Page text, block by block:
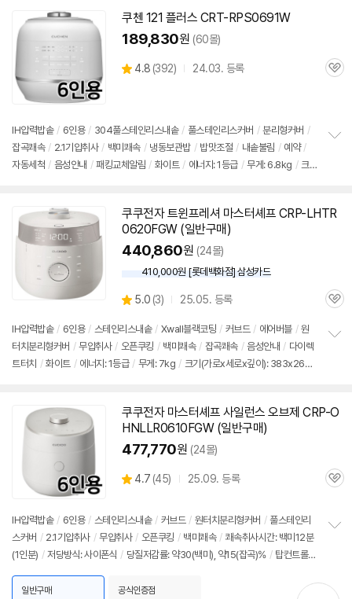
쿠첸 121 플러스 CRT-RPS0691W
189,830원 (60몰)
별
4.8 (상
392) 24.03. 등록
관
IH압력밥솥 / 6인용 / 304풀스테인리스내솥 / 풀스테인리스커버 / 분리형커버 /
잡곡쾌속 / 2.1기압취사 / 백미쾌속 / 냉동보관밥 / 밥맛조절 / 내솥불림 / 예약 /
자동세척 / 음성안내 / 패킹교체알림 / 화이트 / 에너지: 1등급 / 무게: 6.8kg / 크
기
쿠쿠전자 트윈프레셔 마스터셰프 CRP-LHTR
0620FGW (일반구매)
440,860원 (24몰)
410,000원 [롯데백화점] 삼성카드
별
점
5.0 (상
리
뷰
3) 25.05. 등록
관
IH압력밥솥 / 6인용 / 스테인리스내솥 / Xwall블랙코팅 / 커브드 / 에어버블 / 원
터치분리형커버 / 무압취사 / 오픈쿠킹 / 백미쾌속 / 잡곡쾌속 / 음성안내 / 다이렉
트터치 / 화이트 / 에너지: 1등급 / 무게: 7kg / 크기(가로x세로x깊이): 383x262x
기
쿠쿠전자 마스터셰프 사일런스 오브제 CRP-O
HNLLR0610FGW (일반구매)
477,770원 (24몰)
별
4.7 (상
45) 25.09. 등록
관
IH압력밥솥 / 6인용 / 스테인리스내솥 / 커브드 / 원터치분리형커버 / 풀스테인리
스커버 / 2.1기압취사 / 무압취사 / 오픈쿠킹 / 백미쾌속 / 쾌속취사시간: 백미12분
(1인분) / 저당방식: 사이폰식 / 당질저감률: 약30(백미), 약15(잡곡)% / 탑컨트롤
6.9kg / 저속노화밥모드 저당백미, 잡곡모드
크기(가로x세로x깊이): 373x26
일반구매 공식인증점
세부정보 열기/접기